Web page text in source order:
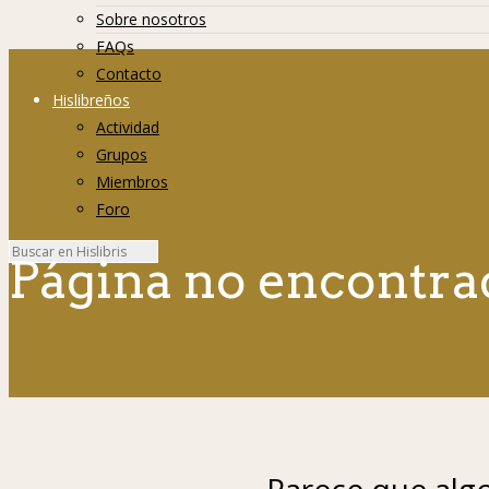
Sobre nosotros
FAQs
Contacto
Hislibreños
Actividad
Grupos
Miembros
Foro
Página no